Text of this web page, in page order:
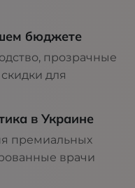
бюджете
прозрачные
для
в Украине
премиальных
врачи